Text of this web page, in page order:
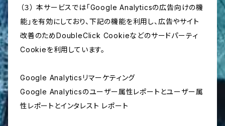
（３） 本サービスでは「Google Analyticsの広告向けの機
能」を有効にしており、下記の機能を利用し、広告やサイト
改善のためDoubleClick Cookieなどのサードパーティ
Cookieを利用しています。
Google Analyticsリマーケティング
Google Analyticsのユーザー属性レポートとユーザー属
性レポートとインタレスト レポート